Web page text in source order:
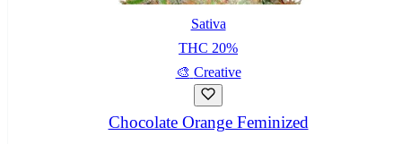
Sativa
THC 20%
🎨 Creative
Chocolate Orange Feminized